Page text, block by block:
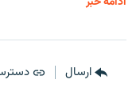
ارسال